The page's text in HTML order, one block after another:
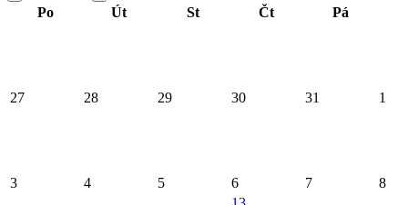
Po
Út St Čt Pá
27 28 29 30 31 1
3 4 5 6 7 8